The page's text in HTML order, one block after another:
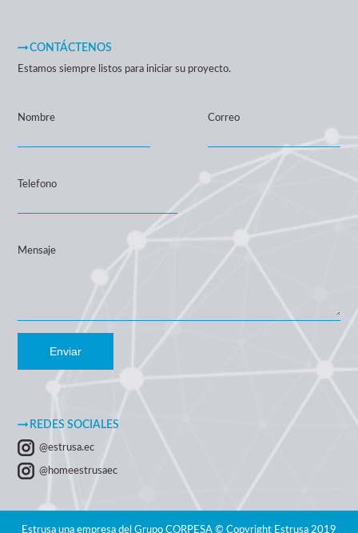
CONTÁCTENOS
Estamos siempre listos para iniciar su proyecto.
Nombre Correo
Telefono
Mensaje
Enviar
REDES SOCIALES
@estrusa.ec
@homeestrusaec
Estrusa una empresa del Grupo CORPESA © Copyright Estrusa 2019